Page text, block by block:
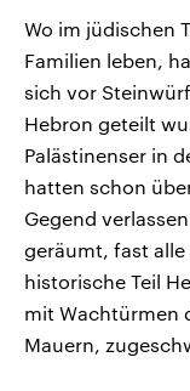
Wo im jüdischen
Familien leben,
sich vor
Hebron geteilt
Palästinenser in
hatten schon
Gegend
geräumt, fast alle
historische Teil
mit Wachtürmen
Mauern,